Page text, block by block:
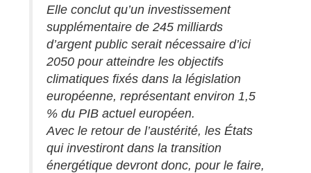
Elle conclut qu’un investissement
supplémentaire de 245 milliards
d’argent public serait nécessaire d’ici
2050 pour atteindre les objectifs
climatiques fixés dans la législation
européenne, représentant environ 1,5
% du PIB actuel européen.
Avec le retour de l’austérité, les États
qui investiront dans la transition
énergétique devront donc, pour le faire,